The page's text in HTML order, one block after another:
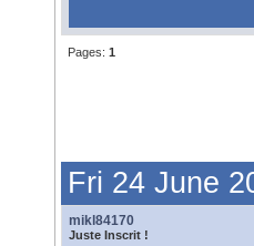
Pages: 1
Fri 24 June
mikl84170
Juste Inscrit !